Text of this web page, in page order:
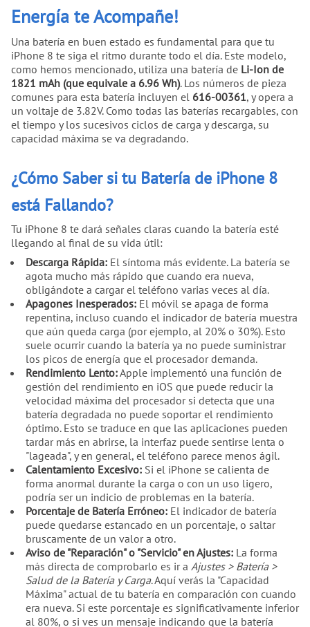
Energía te Acompañe!
Una batería en buen estado es fundamental para que tu
iPhone 8 te siga el ritmo durante todo el día. Este modelo,
como hemos mencionado, utiliza una batería de Li-Ion de
1821 mAh (que equivale a 6.96 Wh). Los números de pieza
comunes para esta batería incluyen el 616-00361, y opera a
un voltaje de 3.82V. Como todas las baterías recargables, con
el tiempo y los sucesivos ciclos de carga y descarga, su
capacidad máxima se va degradando.
¿Cómo Saber si tu Batería de iPhone 8
está Fallando?
Tu iPhone 8 te dará señales claras cuando la batería esté
llegando al final de su vida útil:
Descarga Rápida:El síntoma más evidente. La batería se
agota mucho más rápido que cuando era nueva,
obligándote a cargar el teléfono varias veces al día.
Apagones Inesperados:El móvil se apaga de forma
repentina, incluso cuando el indicador de batería muestra
que aún queda carga (por ejemplo, al 20% o 30%). Esto
suele ocurrir cuando la batería ya no puede suministrar
los picos de energía que el procesador demanda.
Rendimiento Lento:Apple implementó una función de
gestión del rendimiento en iOS que puede reducir la
velocidad máxima del procesador si detecta que una
batería degradada no puede soportar el rendimiento
óptimo. Esto se traduce en que las aplicaciones pueden
tardar más en abrirse, la interfaz puede sentirse lenta o
"lageada", y en general, el teléfono parece menos ágil.
Calentamiento Excesivo:Si el iPhone se calienta de
forma anormal durante la carga o con un uso ligero,
podría ser un indicio de problemas en la batería.
Porcentaje de Batería Erróneo:El indicador de batería
puede quedarse estancado en un porcentaje, o saltar
bruscamente de un valor a otro.
Aviso de "Reparación" o "Servicio" en Ajustes:La forma
más directa de comprobarlo es ir a Ajustes > Batería >
Salud de la Batería y Carga. Aquí verás la "Capacidad
Máxima" actual de tu batería en comparación con cuando
era nueva. Si este porcentaje es significativamente inferior
al 80%, o si ves un mensaje indicando que la batería